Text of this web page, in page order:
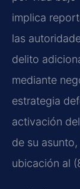
implica
las
delito
mediante
estrategia
activación
de su
ubicación al